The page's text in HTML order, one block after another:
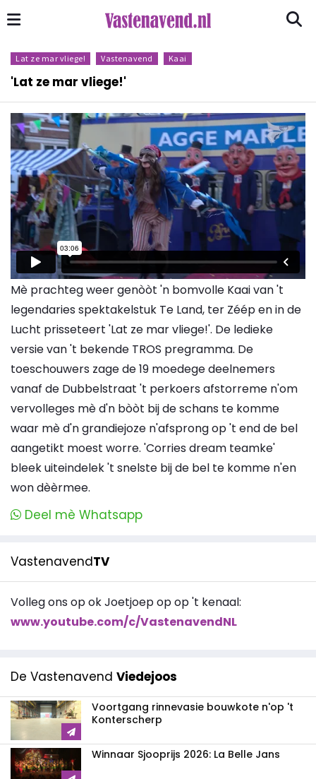
Lat ze mar vliege! Vastenavend Kaai
'Lat ze mar vliege!'
Mè prachteg weer genòòt 'n bomvolle Kaai van 't
legendaries spektakelstuk Te Land, ter Zéép en in de
Lucht prisseteert 'Lat ze mar vliege!'. De ledieke
versie van 't bekende TROS pregramma. De
toeschouwers zage de 19 moedege deelnemers
vanaf de Dubbelstraat 't perkoers afstorreme n'om
vervolleges mè d'n bòòt bij de schans te komme
waar mè d'n grandiejoze n'afsprong op 't end de bel
aangetikt moest worre. 'Corries dream teamke'
bleek uiteindelek 't snelste bij de bel te komme n'en
won dèèrmee.
Deel mè Whatsapp
VastenavendTV
Volleg ons op ok Joetjoep op op 't kenaal:
www.youtube.com/c/VastenavendNL
De Vastenavend Viedejoos
Voortgang rinnevasie bouwkote n'op 't
Konterscherp
Winnaar Sjooprijs 2026: La Belle Jans